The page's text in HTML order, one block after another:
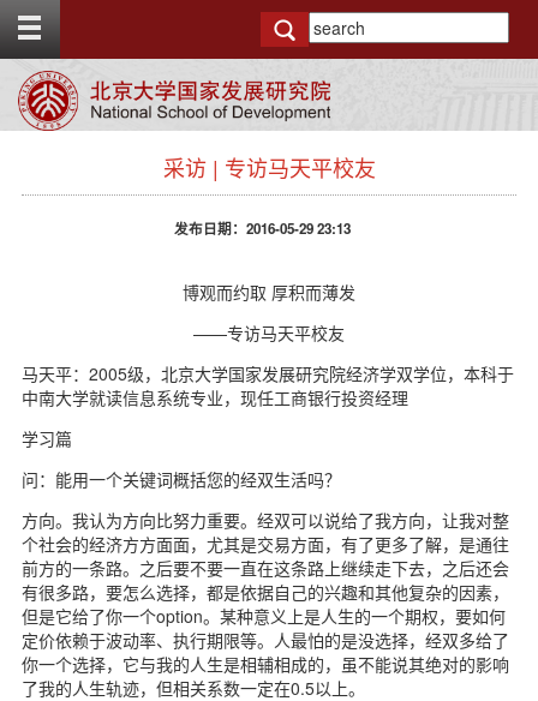
g
e
采访 | 专访马天平校友
发布日期：2016-05-29 23:13
博观而约取 厚积而薄发
——专访马天平校友
马天平：2005级，北京大学国家发展研究院经济学双学位，本科于
中南大学就读信息系统专业，现任工商银行投资经理
学习篇
问：能用一个关键词概括您的经双生活吗？
方向。我认为方向比努力重要。经双可以说给了我方向，让我对整
个社会的经济方方面面，尤其是交易方面，有了更多了解，是通往
前方的一条路。之后要不要一直在这条路上继续走下去，之后还会
有很多路，要怎么选择，都是依据自己的兴趣和其他复杂的因素，
但是它给了你一个option。某种意义上是人生的一个期权，要如何
定价依赖于波动率、执行期限等。人最怕的是没选择，经双多给了
你一个选择，它与我的人生是相辅相成的，虽不能说其绝对的影响
了我的人生轨迹，但相关系数一定在0.5以上。